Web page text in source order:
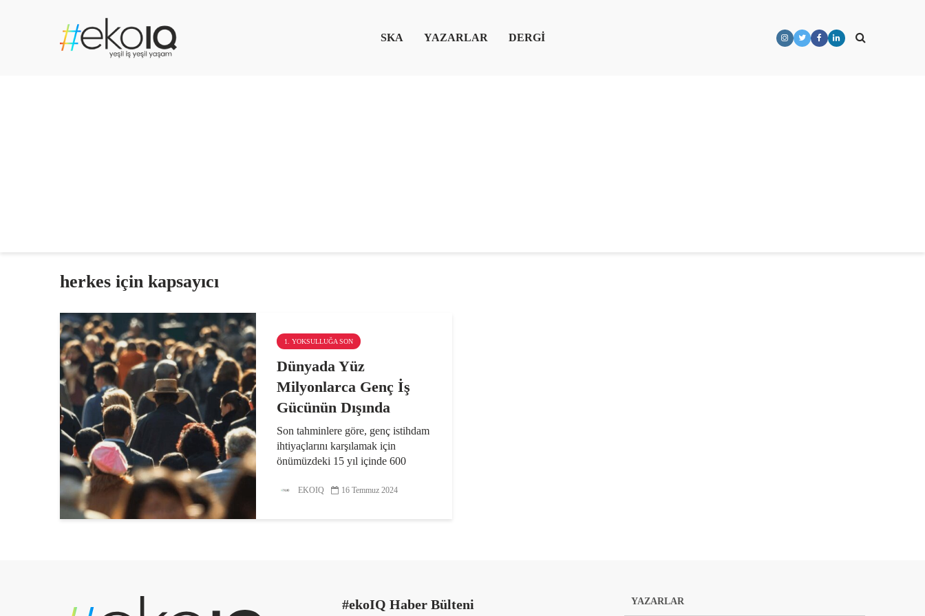
SKA YAZARLAR DERGİ
herkes için kapsayıcı
1. YOKSULLUĞA SON
Dünyada Yüz
Milyonlarca Genç İş
Gücünün Dışında
Son tahminlere göre, genç istihdam
ihtiyaçlarını karşılamak için
önümüzdeki 15 yıl içinde 600
gerekecek. 2021’de yaklaşık olarak
EKOIQ 16 Temmuz 2024
#ekoIQ Haber Bülteni YAZARLAR